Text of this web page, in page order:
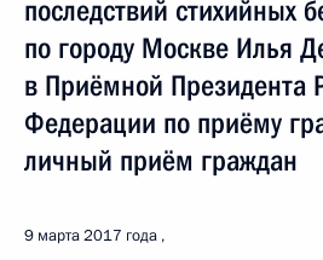
последствий стихийных
по городу Москве Илья
в Приёмной Президента
Федерации по приёму
личный приём граждан
9 марта 2017 года